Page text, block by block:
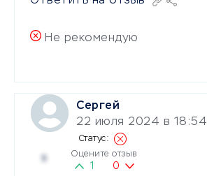
Не рекомендую
Сергей
22 июля 2024 в 18:54
5
Оцените отзыв
1 0